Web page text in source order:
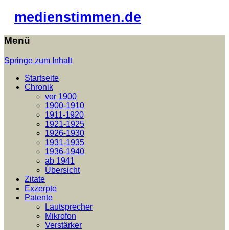
medienstimmen.de
Menü
Springe zum Inhalt
Startseite
Chronik
vor 1900
1900-1910
1911-1920
1921-1925
1926-1930
1931-1935
1936-1940
ab 1941
Übersicht
Zitate
Exzerpte
Patente
Lautsprecher
Mikrofon
Verstärker